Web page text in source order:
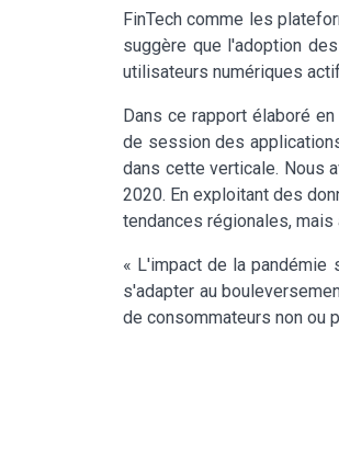
FinTech comme les
suggère que l'adoption
utilisateurs numériques
Dans ce rapport élaboré
de session des
dans cette verticale. Nous
2020. En exploitant des
tendances régionales,
« L'impact de la
s'adapter au
de consommateurs non ou